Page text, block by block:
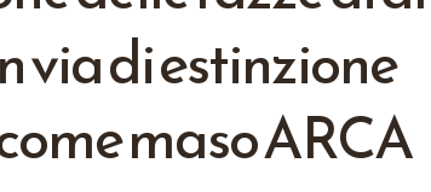
via di estinzione
maso ARCA